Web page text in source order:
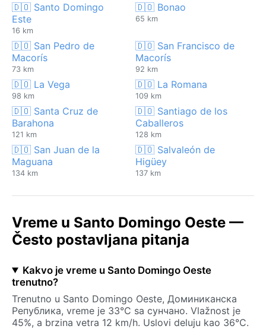
🇩🇴 Santo Domingo
Este
16 km
🇩🇴 Bonao
65 km
🇩🇴 San Pedro de
Macorís
73 km
🇩🇴 San Francisco de
Macorís
92 km
🇩🇴 La Vega
98 km
🇩🇴 La Romana
109 km
🇩🇴 Santa Cruz de
Barahona
121 km
🇩🇴 Santiago de los
Caballeros
128 km
🇩🇴 San Juan de la
Maguana
134 km
🇩🇴 Salvaleón de
Higüey
137 km
Vreme u Santo Domingo Oeste —
Često postavljana pitanja
Kakvo je vreme u Santo Domingo Oeste
trenutno?
Trenutno u Santo Domingo Oeste, Доминиканска
Република, vreme je 33°C sa сунчано. Vlažnost je
45%, a brzina vetra 12 km/h. Uslovi deluju kao 36°C.